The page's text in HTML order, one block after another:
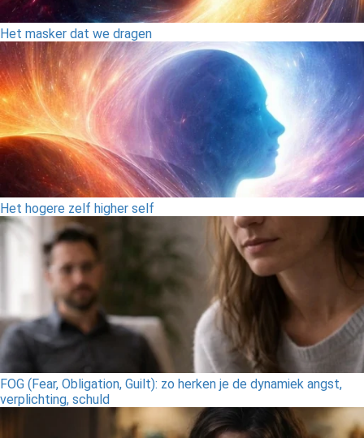
Het masker dat we dragen
Het hogere zelf higher self
FOG (Fear, Obligation, Guilt): zo herken je de dynamiek angst,
verplichting, schuld